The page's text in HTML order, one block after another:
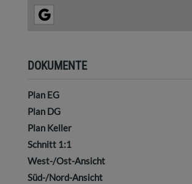
DOKUMENTE
Plan EG
Plan DG
Plan Keller
Schnitt 1:1
West-/Ost-Ansicht
Süd-/Nord-Ansicht